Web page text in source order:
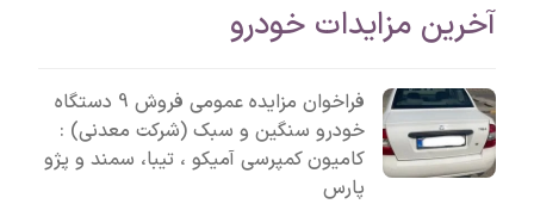
آخرین مزایدات خودرو
فراخوان مزایده عمومی فروش 9 دستگاه
خودرو سنگین و سبک (شرکت معدنی) :
کامیون کمپرسی آمیکو ، تیبا، سمند و پژو
پارس